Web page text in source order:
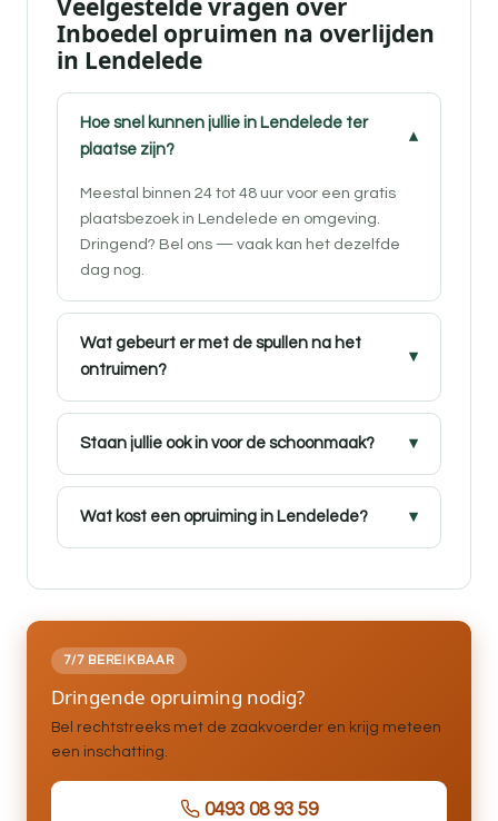
Veelgestelde vragen over
Inboedel opruimen na overlijden
in Lendelede
Hoe snel kunnen jullie in Lendelede ter
plaatse zijn?
Meestal binnen 24 tot 48 uur voor een gratis
plaatsbezoek in Lendelede en omgeving.
Dringend? Bel ons — vaak kan het dezelfde
dag nog.
Wat gebeurt er met de spullen na het
ontruimen?
Staan jullie ook in voor de schoonmaak?
Wat kost een opruiming in Lendelede?
7/7 BEREIKBAAR
Dringende opruiming nodig?
Bel rechtstreeks met de zaakvoerder en krijg meteen
een inschatting.
0493 08 93 59